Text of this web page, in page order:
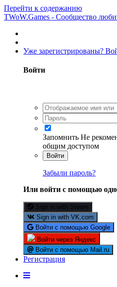
Перейти к содержанию
TWoW.Games - Сообщество
Уже зарегистрированы?
Войти
Запомнить Не
общим доступом
Войти
Забыли пароль?
Или войти с помощью
Sign in with Steam
Sign in with VK.com
Войти с помощью Google
Войти через Яндекс
Войти с помощью Mail.ru
Регистрация